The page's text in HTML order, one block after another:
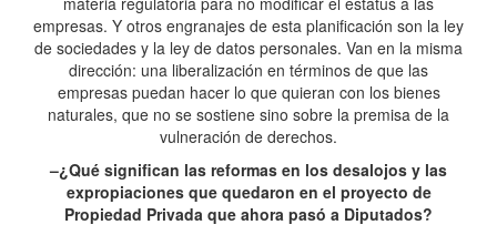
empresas. Y otros engranajes de esta planificación son la ley
de sociedades y la ley de datos personales. Van en la misma
dirección: una liberalización en términos de que las
empresas puedan hacer lo que quieran con los bienes
naturales, que no se sostiene sino sobre la premisa de la
vulneración de derechos.
–¿Qué significan las reformas en los desalojos y las
expropiaciones que quedaron en el proyecto de
Propiedad Privada que ahora pasó a Diputados?